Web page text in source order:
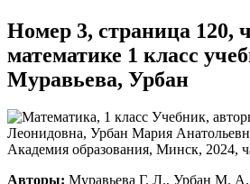
Номер 3, страница 120,
математике 1 класс
Муравьева, Урбан
Авторы: Муравьева Г. Л., Урбан М. А.